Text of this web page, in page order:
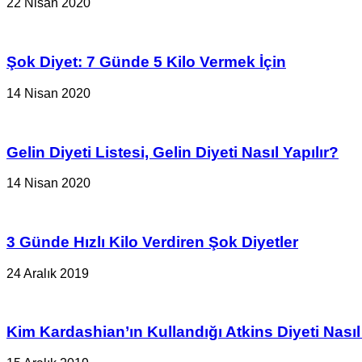
22 Nisan 2020
Şok Diyet: 7 Günde 5 Kilo Vermek İçin
14 Nisan 2020
Gelin Diyeti Listesi, Gelin Diyeti Nasıl Yapılır?
14 Nisan 2020
3 Günde Hızlı Kilo Verdiren Şok Diyetler
24 Aralık 2019
Kim Kardashian’ın Kullandığı Atkins Diyeti Nasıl